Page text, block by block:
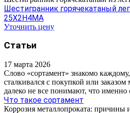
Шестигранник горячекатаный
25Х2Н4МА
Уточнить цену
Статьи
17 марта 2026
Слово «сортамент» знакомо
сталкивался с покупкой или
далеко не все понимают, что именно
Что такое сортамент
Коррозия металлопроката: причины